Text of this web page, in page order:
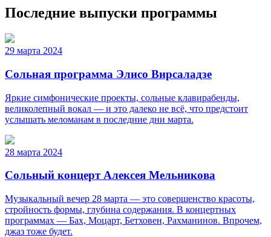
Последние выпуски программы
29 марта 2024
Сольная программа Элисо Вирсаладзе
Яркие симфонические проекты, сольные клавирабенды,
великолепный вокал — и это далеко не всё, что предстоит
услышать меломанам в последние дни марта.
28 марта 2024
Сольный концерт Алексея Мельникова
Музыкальный вечер 28 марта — это совершенство красоты,
стройность формы, глубина содержания. В концертных
программах — Бах, Моцарт, Бетховен, Рахманинов. Впрочем,
джаз тоже будет.